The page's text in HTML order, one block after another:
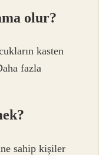
olur?
kasten
fazla
sahip kişiler